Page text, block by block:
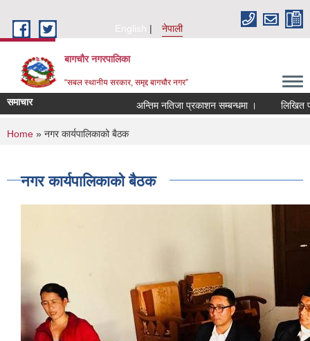
English
नेपाली
बागचौर नगरपालिका
“सबल स्थानीय सरकार, समृद्द बागचौर नगर”
समाचार अन्तिम नतिजा प्रकाशन सम्बन्धमा । लिखित
You are here
Home » नगर कार्यपालिकाको बैठक
नगर कार्यपालिकाको बैठक